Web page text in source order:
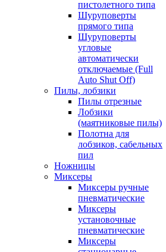
пистолетного типа
Шуруповерты
прямого типа
Шуруповерты
угловые
автоматически
отключаемые (Full
Auto Shut Off)
Пилы, лобзики
Пилы отрезные
Лобзики
(маятниковые пилы)
Полотна для
лобзиков, сабельных
пил
Ножницы
Миксеры
Миксеры ручные
пневматические
Миксеры
установочные
пневматические
Миксеры